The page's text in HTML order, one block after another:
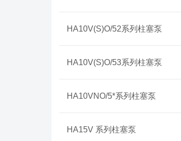
HA10V(S)O/52系列柱塞泵
HA10V(S)O/53系列柱塞泵
HA10VNO/5*系列柱塞泵
HA15V 系列柱塞泵